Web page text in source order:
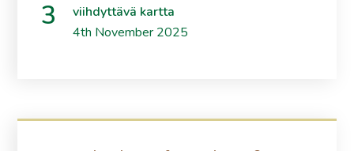
viihdyttävä kartta
4th November 2025